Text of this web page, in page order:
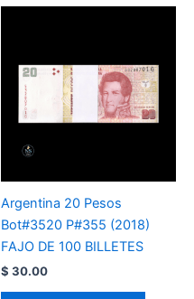
Argentina 20 Pesos
Bot#3520 P#355 (2018)
FAJO DE 100 BILLETES
$ 30.00